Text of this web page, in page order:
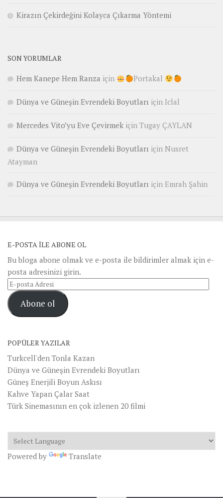
Kirazın Çekirdeğini Kolayca Çıkarma Yöntemi
SON YORUMLAR
Hem Kanepe Hem Ranza için Portakal
Dünya ve Güneşin Evrendeki Boyutları için Iclal
Mercedes Vito’yu Eve Çevirmek için Tugay ÇAYLAN
Dünya ve Güneşin Evrendeki Boyutları için Nusret
Atayman
Dünya ve Güneşin Evrendeki Boyutları için Emrah Şahin
E-POSTA ILE ABONE OL
Bu bloga abone olmak ve e-posta ile bildirimler almak için e-
posta adresinizi girin.
E-
posta
AdresiAbone ol
POPÜLER YAZILAR
Turkcell'den Tonla Kazan
Dünya ve Güneşin Evrendeki Boyutları
Güneş Enerjili Boyun Askısı
Kahve Yapan Çalar Saat
Türk Sinemasının en çok izlenen 20 filmi
Powered by Translate